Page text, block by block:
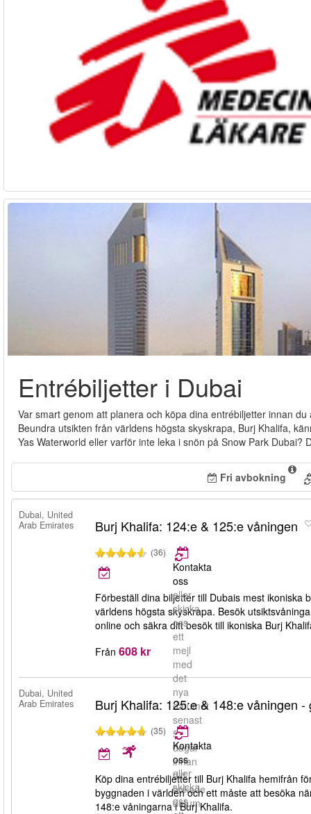
Entrébiljetter i Dubai
Var smart genom att planera och köpa dina entrébiljetter innan
Beundra utsikten från världens högsta skyskrapa, Burj Khalifa,
Yas Waterworld eller varför inte leka i snön på Snow Park Dubai?
Fri avbokning
Dubai, United
Arab Emirates
Burj Khalifa: 124:e & 125:e våningen
(36)
Kontakta
oss
eller
skicka
oss
ett
mejl
med
det
nya
datumet
senast
5
dagar
innan
ditt
bokade
datum.
Förbeställ dina biljetter till Dubais mest ikoniska
världens högsta skyskrapa. Besök
online och säkra ditt besök till ikoniska Burj
Från 608 kr
Dubai, United
Arab Emirates
Burj Khalifa: 125:e & 148:e våningen -
(35)
Kontakta
oss
eller
skicka
oss
Köp dina entrébiljetter till Burj Khalifa hemifrån
byggnaden i världen och ett måste att besöka
148:e våningarna i Burj Khalifa.